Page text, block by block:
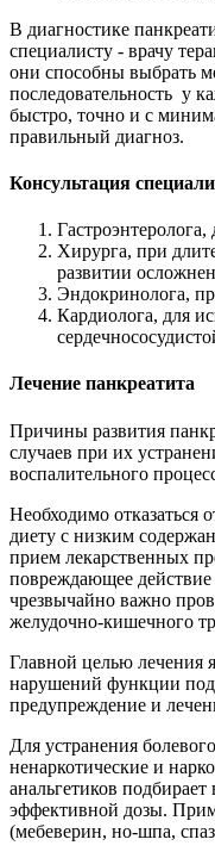
В диагностике
специалисту - врачу
они способны выбрать
последовательность у
быстро, точно и с
правильный диагноз.
Консультация
Хирурга, при
развитии
Эндокринолога,
Кардиолога, для
Лечение панкреатита
Причины развития
случаев при их
воспалительного
Необходимо отказаться
диету с низким
прием лекарственных
повреждающее
чрезвычайно важно
желудочно-кишечного
Главной целью лечения
нарушений функции
предупреждение и
Для устранения
ненаркотические и
анальгетиков
эффективной дозы.
(мебеверин, но-шпа,